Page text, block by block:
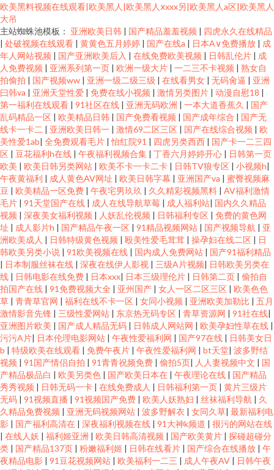
欧美黑料视频在线观看|欧美黑人|欧美黑人ⅹxxx另|欧美黑人a区|欧美黑人
大吊
主站蜘蛛池模板： 亚洲欧美日韩 | 国产精品羞羞视频 | 四虎永久在线精品
| 处破视频在线观看 | 黄黄色五月婷婷 | 国产在线a | 日本A∨免费播放 | 成
年人网站视频 | 国产亚洲欧美后入 | 在线免费欧美视频 | 日韩乱伦片 | 成
人免费视频 | 亚洲系列第一页 | 欧洲一级大片 | 一二三不卡视频 | 熟女自
拍偷拍 | 国产视频ww | 亚洲一级二级三级 | 在线看男女 | 无码肏逼 | 亚洲
曰韩va | 亚洲天堂性爱 | 免费在线小视频 | 激情另类图片 | 动漫自慰18 |
第一福利在线观看 | 91社区在线 | 亚洲无码欧洲 | 一本大道香蕉久 | 国产
乱码精品一区 | 欧美精品日韩 | 国产免费看视频 | 国产成年综合 | 国产无
线卡一卡二 | 亚洲欧美日韩一 | 激情69二区三区 | 国产在线综合视频 | 欧
美性爱1ab| 全免费观看毛片 |怡红院91 | 四虎另类西西 | 国产卡一二三四
区 | 豆花福利h在线 | 午夜福利视频合集 | 丁香六月婷婷开心 | 日韩第一页
欧美 | 欧美日韩另类网站 | 欧美不卡一卡二卡 | 日韩TV狼专区 | 小视频h|
午夜黄福利 | 成人黄色AV网址 | 欧美日韩字幕 | 亚洲国产va | 蜜臀视频麻
豆 | 欧美精品一区免费 | 午夜宅男玖玖 | 久久精彩视频黑料 | AV福利激情
毛片 | 91天堂国产在线 | 成人在线导航草莓 | 成人福利站| 国内久久精品
视频 | 深夜美女福利视频 | 人妖乱伦视频 | 日韩福利专区 | 免费的黄色网
址 | 成人影片h | 国产精品午夜一区 | 91精品视频网站 | 国产视频导航 | 亚
洲欧美成人 | 日韩特级黄色视频 | 殴美性爱毛茸茸 | 操孕妇在线二区 | 日
韩欧美另类小说 | 91欧美视频在线 | 国内成人免费网站 | 国产91福利精品
| 日本制服丝袜在线 | 深夜在线伊人影视 | 三级A片视频| 日韩欧美另类在
线 | 日韩电影在线免费 | 日本xxx| 日本三级理伦片 | 日韩第二页 | 偷拍自
拍国产在线 | 91免费视频大全 | 亚州国产 | 女人一区二区三区 | 欧美色色
草 | 青青草官网 | 福利在线不卡一区 | 女同小视频 | 亚洲欧美加勒比 | 五月
激情影音先锋 | 三级性爱网站 | 东京热无码专区 | 青草资源网 | 91社在线|
亚洲图片欧美 | 国产成人精品无码 | 日韩成人网站网 | 欧美孕妇性草在线 |
污污A片| 日本伦理电影网站 | 午夜性爱福利网 | 国产97在线 | 日韩美女日
b | 特级欧美在线观看 | 免费午夜片 | 午夜性爱福利网 | bt天堂| 波多野结
视频 | 91国产情侣自拍 | 91青青祝频免费 | 偷拍5页| 人人妻视频中文 | 国
产精品极品白 | 欧美另类色 | 国产欧美日本在 | 午夜理论在线 | 国产精品
秀秀视频 | 日韩无码一卡 | 在线免费成人 | 日韩福利第一页 | 黄片三级片
无码 | 91视频直播 | 91视频国产免费 | 欧美人妖熟妇 | 丝袜福利导航 | 久
久精品免费视频 | 亚洲无码视频网站 | 波多野解衣 | 女同久草| 最新福利电
影 | 国产福利高清在 | 深夜福利视频在线 | 91大神k频道 | 很污的网站在线
| 在线人妖 | 福利姬亚洲 | 欧美日韩高清视频 | 国产欧美黄片 | 探碰超碰分
类 | 国产精品137页 | 粉嫩福利姬 | 日韩在线看片 | 国产综合在线播放 | 午
夜精品电影 | 91豆花视频网站 | 欧美福利一二三 | 成人午夜AV | 日韩午夜